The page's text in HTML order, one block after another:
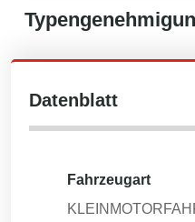
Datenblatt
Fahrzeugart